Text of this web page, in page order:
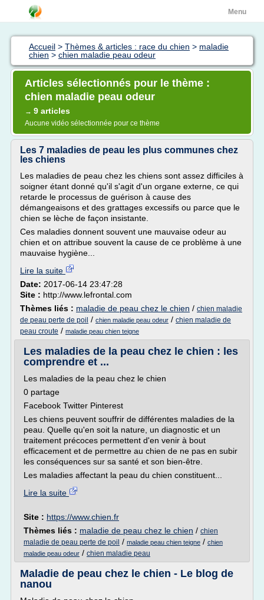
Menu
Accueil > Thèmes & articles : race du chien > maladie
chien > chien maladie peau odeur
Articles sélectionnés pour le thème :
chien maladie peau odeur
→ 9 articles
Aucune vidéo sélectionnée pour ce thème
Les 7 maladies de peau les plus communes chez
les chiens
Les maladies de peau chez les chiens sont assez difficiles à
soigner étant donné qu'il s'agit d'un organe externe, ce qui
retarde le processus de guérison à cause des
démangeaisons et des grattages excessifs ou parce que le
chien se lèche de façon insistante.
Ces maladies donnent souvent une mauvaise odeur au
chien et on attribue souvent la cause de ce problème à une
mauvaise hygiène...
Lire la suite
Date: 2017-06-14 23:47:28
Site : http://www.lefrontal.com
Thèmes liés : maladie de peau chez le chien / chien maladie
de peau perte de poil / chien maladie peau odeur / chien maladie de
peau croute / maladie peau chien teigne
Les maladies de la peau chez le chien : les
comprendre et ...
Les maladies de la peau chez le chien
0 partage
Facebook Twitter Pinterest
Les chiens peuvent souffrir de différentes maladies de la
peau. Quelle qu'en soit la nature, un diagnostic et un
traitement précoces permettent d'en venir à bout
efficacement et de permettre au chien de ne pas en subir
les conséquences sur sa santé et son bien-être.
Les maladies affectant la peau du chien constituent...
Lire la suite
Site : https://www.chien.fr
Thèmes liés : maladie de peau chez le chien / chien
maladie de peau perte de poil / maladie peau chien teigne / chien
maladie peau odeur / chien maladie peau
Maladie de peau chez le chien - Le blog de
nanou